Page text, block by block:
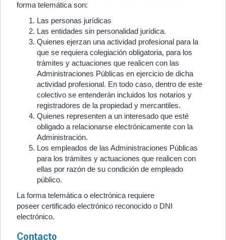
forma telemática son:
Las personas jurídicas
Las entidades sin personalidad jurídica.
Quienes ejerzan una actividad profesional para la
que se requiera colegiación obligatoria, para los
trámites y actuaciones que realicen con las
Administraciones Públicas en ejercicio de dicha
actividad profesional. En todo caso, dentro de este
colectivo se entenderán incluidos los notarios y
registradores de la propiedad y mercantiles.
Quienes representen a un interesado que esté
obligado a relacionarse electrónicamente con la
Administración.
Los empleados de las Administraciones Públicas
para los trámites y actuaciones que realicen con
ellas por razón de su condición de empleado
público.
La forma telemática o electrónica requiere
poseer certificado electrónico reconocido o DNI
electrónico.
Contacto